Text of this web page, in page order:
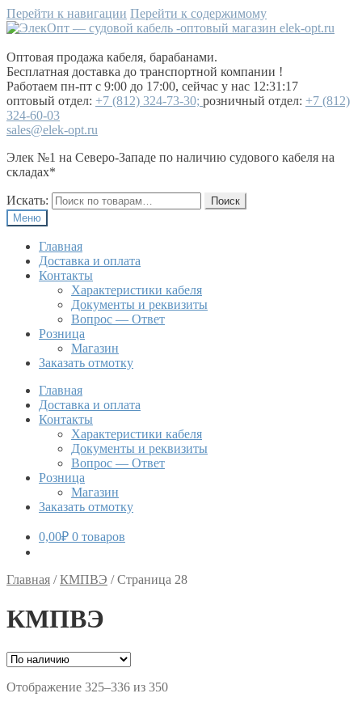
Перейти к навигации Перейти к содержимому
Оптовая продажа кабеля, барабанами.
Бесплатная доставка до транспортной компании !
Работаем пн-пт с 9:00 до 17:00, сейчас у нас 12:31:17
оптовый отдел: +7 (812) 324-73-30; розничный отдел: +7 (812)
324-60-03
sales@elek-opt.ru
Элек №1 на Северо-Западе по наличию судового кабеля на
складах*
Искать:
Поиск
Меню
Главная
Доставка и оплата
Контакты
Характеристики кабеля
Документы и реквизиты
Вопрос — Ответ
Розница
Магазин
Заказать отмотку
Главная
Доставка и оплата
Контакты
Характеристики кабеля
Документы и реквизиты
Вопрос — Ответ
Розница
Магазин
Заказать отмотку
0,00₽ 0 товаров
Главная /КМПВЭ /Страница 28
КМПВЭ
Отображение 325–336 из 350